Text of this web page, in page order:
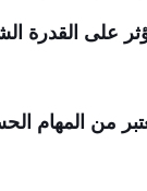
على القدرة
من المهام